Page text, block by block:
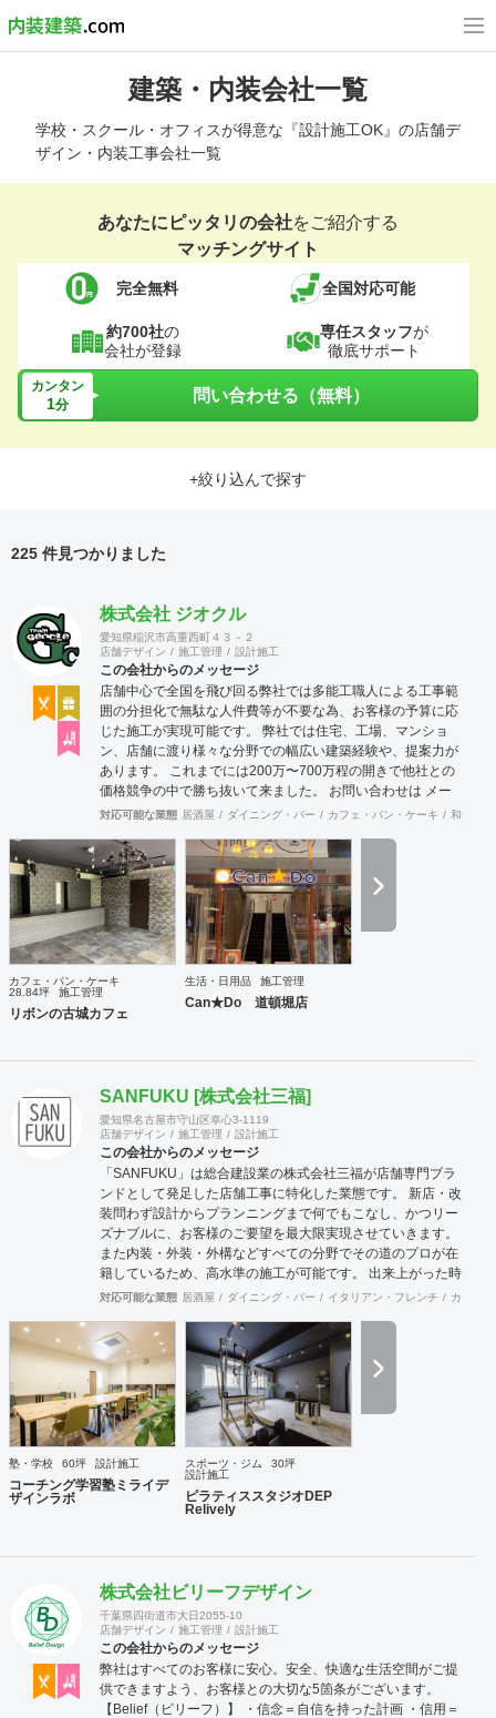
建築・内装会社一覧
学校・スクール・オフィスが得意な『設計施工OK』の店舗デ
ザイン・内装工事会社一覧
あなたにピッタリの会社をご紹介する
マッチングサイト
完全無料 全国対応可能
約700社の
会社が登録
専任スタッフが
徹底サポート
カンタン
1分 問い合わせる（無料）
+絞り込んで探す
225 件見つかりました
株式会社 ジオクル
愛知県稲沢市高重西町４３－２
店舗デザイン
施工管理 設計施工
この会社からのメッセージ
店舗中心で全国を飛び回る弊社では多能工職人による工事範
囲の分担化で無駄な人件費等が不要な為、お客様の予算に応
じた施工が実現可能です。 弊社では住宅、工場、マンショ
ン、店舗に渡り様々な分野での幅広い建築経験や、提案力が
あります。 これまでには200万〜700万程の開きで他社との
価格競争の中で勝ち抜いて来ました。 お問い合わせは メー
ル（tenperhide31@icloud.com）からも承ります。 その他：
対応可能な業態 居酒屋 ダイニング・バー カフェ・パン・ケーキ 和食・
カフェ・パン・ケーキ
28.84坪
施工管理
リボンの古城カフェ
生活・日用品 施工管理
Can★Do 道頓堀店
SANFUKU [株式会社三福]
愛知県名古屋市守山区幸心3-1119
店舗デザイン
施工管理 設計施工
この会社からのメッセージ
「SANFUKU」は総合建設業の株式会社三福が店舗専門ブラ
ンドとして発足した店舗工事に特化した業態です。 新店・改
装問わず設計からプランニングまで何でもこなし、かつリー
ズナブルに、お客様のご要望を最大限実現させていきます。
また内装・外装・外構などすべての分野でその道のプロが在
籍しているため、高水準の施工が可能です。 出来上がった時
に綺麗なのは当たり前！腕の良さは年数が経てば経つほど実
コミニケーション力に優れています。 お客様が安心してオー
プンできるようきめ細やかな対応を心がけています。
対応可能な業態 居酒屋 ダイニング・バー イタリアン・フレンチ カフェ
塾・学校 60坪 設計施工
コーチング学習塾ミライデ
ザインラボ
スポーツ・ジム
30坪
設計施工
ピラティススタジオDEP
Relively
株式会社ビリーフデザイン
千葉県四街道市大日2055-10
店舗デザイン
施工管理 設計施工
この会社からのメッセージ
弊社はすべてのお客様に安心。安全、快適な生活空間がご提
供できますよう、お客様との大切な5箇条がございます。
【Belief（ビリーフ）】 ・信念＝自信を持った計画 ・信用＝